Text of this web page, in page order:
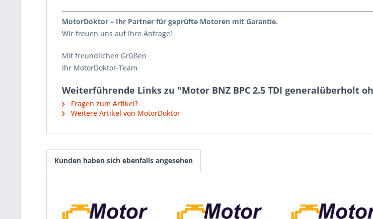
MotorDoktor – Ihr Partner für geprüfte Motoren mit Garantie.
Wir freuen uns auf Ihre Anfrage!
Mit freundlichen Grüßen
Ihr MotorDoktor-Team
Weiterführende Links zu "Motor BNZ BPC 2.5 TDI generalüberholt
Fragen zum Artikel?
Weitere Artikel von MotorDoktor
Kunden haben sich ebenfalls angesehen